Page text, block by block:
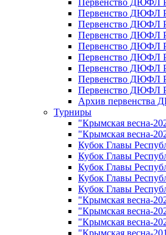
Первенство ДЮФЛ
Первенство ДЮФЛ
Первенство ДЮФЛ
Первенство ДЮФЛ
Первенство ДЮФЛ
Первенство ДЮФЛ
Первенство ДЮФЛ
Первенство ДЮФЛ
Первенство ДЮФЛ
Архив
Турниры
"Крымская весна-
"Крымская весна-
Кубок Главы
Кубок Главы
Кубок Главы
Кубок Главы
Кубок Главы
"Крымская весна-
"Крымская весна-
"Крымская весна-
"Крымская весна-